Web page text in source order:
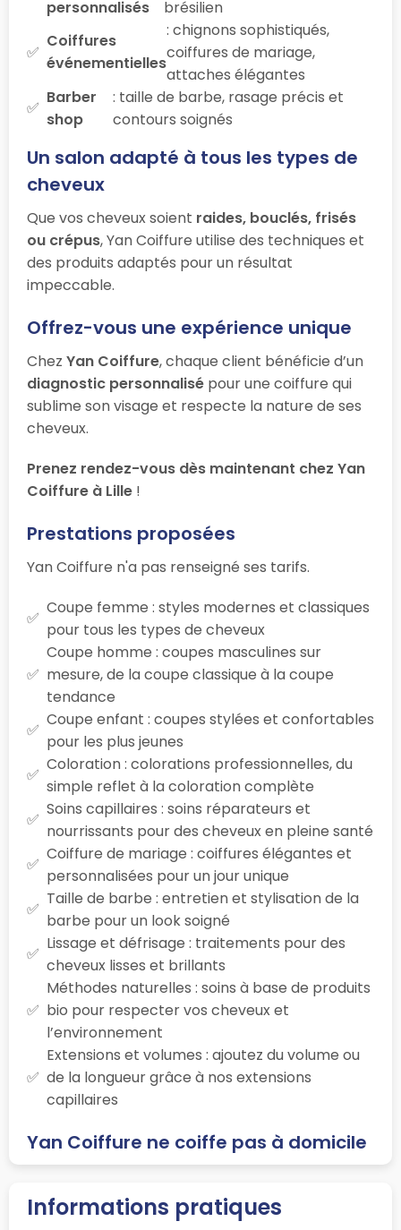
personnalisés
brésilien
Coiffures
événementielles
: chignons sophistiqués,
coiffures de mariage,
attaches élégantes
Barber
shop
: taille de barbe, rasage précis et
contours soignés
Un salon adapté à tous les types de
cheveux
Que vos cheveux soient raides, bouclés, frisés
ou crépus, Yan Coiffure utilise des techniques et
des produits adaptés pour un résultat
impeccable.
Offrez-vous une expérience unique
Chez Yan Coiffure, chaque client bénéficie d’un
diagnostic personnalisé pour une coiffure qui
sublime son visage et respecte la nature de ses
cheveux.
Prenez rendez-vous dès maintenant chez Yan
Coiffure à Lille !
Prestations proposées
Yan Coiffure n'a pas renseigné ses tarifs.
Coupe femme : styles modernes et classiques
pour tous les types de cheveux
Coupe homme : coupes masculines sur
mesure, de la coupe classique à la coupe
tendance
Coupe enfant : coupes stylées et confortables
pour les plus jeunes
Coloration : colorations professionnelles, du
simple reflet à la coloration complète
Soins capillaires : soins réparateurs et
nourrissants pour des cheveux en pleine santé
Coiffure de mariage : coiffures élégantes et
personnalisées pour un jour unique
Taille de barbe : entretien et stylisation de la
barbe pour un look soigné
Lissage et défrisage : traitements pour des
cheveux lisses et brillants
Méthodes naturelles : soins à base de produits
bio pour respecter vos cheveux et
l’environnement
Extensions et volumes : ajoutez du volume ou
de la longueur grâce à nos extensions
capillaires
Yan Coiffure ne coiffe pas à domicile
Informations pratiques